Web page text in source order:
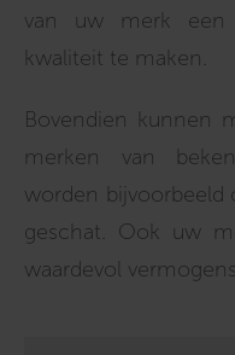
van uw merk een
kwaliteit te maken.
Bovendien kunnen
merken van
worden bijvoorbeeld
geschat. Ook uw
waardevol